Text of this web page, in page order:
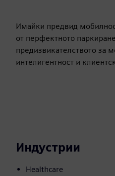
Имайки предвид
от перфектното
предизвикателството за
интелигентност и
Индустрии
Healthcare